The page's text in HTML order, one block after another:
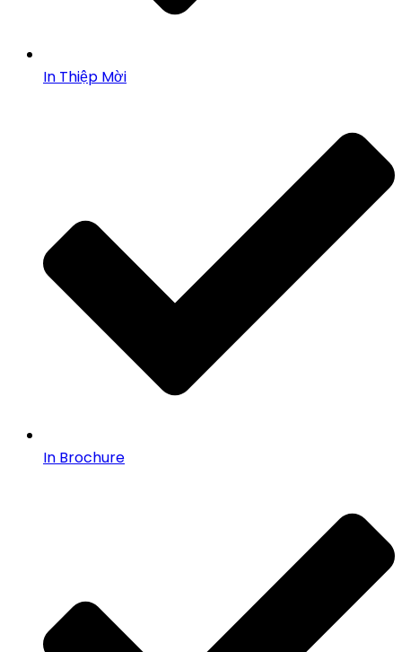
In Thiệp Mời
In Brochure